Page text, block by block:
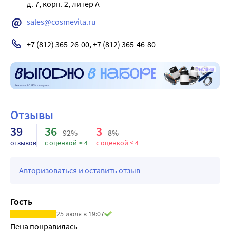
Специальные особенности: гипоаллергенный
Результат: Свежесть и чистота
д. 7, корп. 2, литер А
sales@cosmevita.ru
+7 (812) 365-26-00, +7 (812) 365-46-80
Реклама
Отзывы
39
отзывов
36 92%
с оценкой ≥ 4
3 8%
с оценкой < 4
Авторизоваться и оставить отзыв
Гость
25 июля в 19:07
Пена понравилась